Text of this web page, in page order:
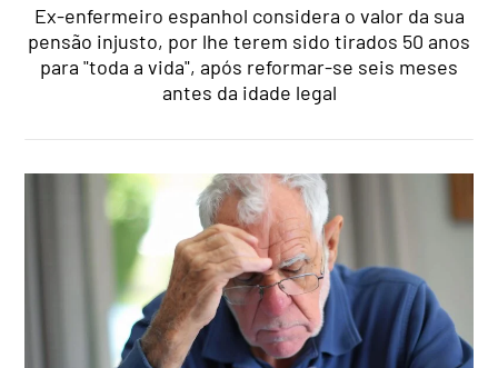
Ex-enfermeiro espanhol considera o valor da sua
pensão injusto, por lhe terem sido tirados 50 anos
para "toda a vida", após reformar-se seis meses
antes da idade legal